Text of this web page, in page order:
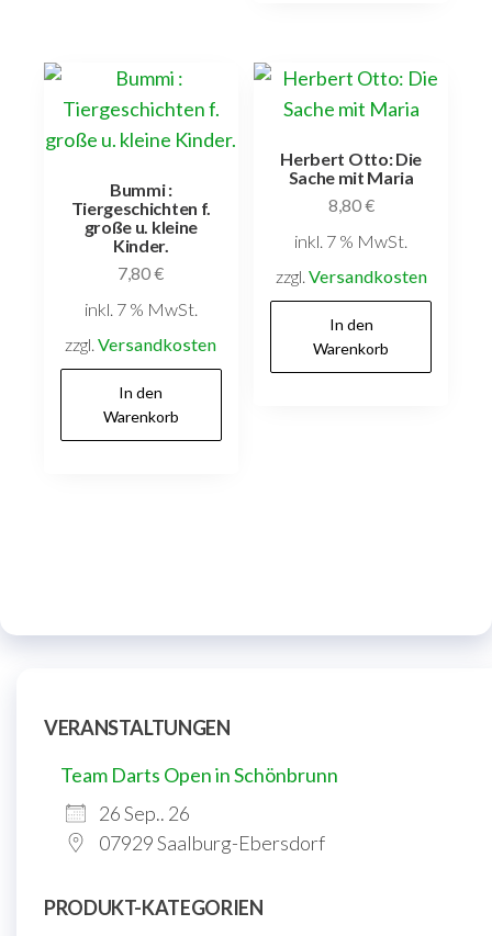
Bummi :
Tiergeschichten f.
große u. kleine
Kinder.
7,80
inkl. 7 % MwSt.
Herbert Otto: Die
Sache mit Maria
8,80
inkl. 7 % MwSt.
Team Darts Open in Schönbrunn